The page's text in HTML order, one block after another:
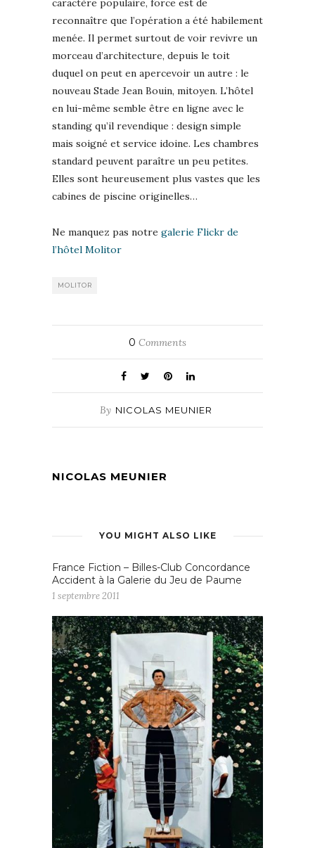
caractère populaire, force est de
reconnaître que l’opération a été habilement
menée. Il permet surtout de voir revivre un
morceau d’architecture, depuis le toit
duquel on peut en apercevoir un autre : le
nouveau Stade Jean Bouin, mitoyen. L’hôtel
en lui-même semble être en ligne avec le
standing qu’il revendique : design simple
mais soigné et service idoine. Les chambres
standard peuvent paraître un peu petites.
Elles sont heureusement plus vastes que les
cabines de piscine originelles…
Ne manquez pas notre galerie Flickr de
l’hôtel Molitor
MOLITOR
0 Comments
By NICOLAS MEUNIER
NICOLAS MEUNIER
YOU MIGHT ALSO LIKE
France Fiction – Billes-Club Concordance
Accident à la Galerie du Jeu de Paume
1 septembre 2011